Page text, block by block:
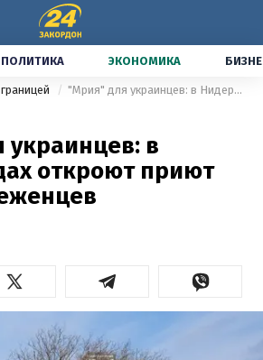
ЭКОНОМИКА
"‎Мрия" для украинцев: в Нидерландах откроют приют для 1000 беженцев
в
откроют приют